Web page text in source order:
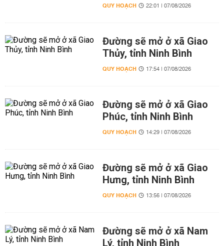
QUY HOẠCH 22:01 | 07/08/2026
Đường sẽ mở ở xã Giao
Thủy, tỉnh Ninh Bình
QUY HOẠCH 17:54 | 07/08/2026
Đường sẽ mở ở xã Giao
Phúc, tỉnh Ninh Bình
QUY HOẠCH 14:29 | 07/08/2026
Đường sẽ mở ở xã Giao
Hưng, tỉnh Ninh Bình
QUY HOẠCH 13:56 | 07/08/2026
Đường sẽ mở ở xã Nam
Lý, tỉnh Ninh Bình